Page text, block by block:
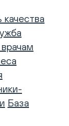
качества
База